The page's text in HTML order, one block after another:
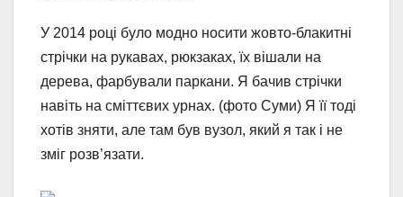
У 2014 році було модно носити жовто-блакитні
стрічки на рукавах, рюкзаках, їх вішали на
дерева, фарбували паркани. Я бачив стрічки
навіть на сміттєвих урнах. (фото Суми) Я її тоді
хотів зняти, але там був вузол, який я так і не
зміг розв’язати.